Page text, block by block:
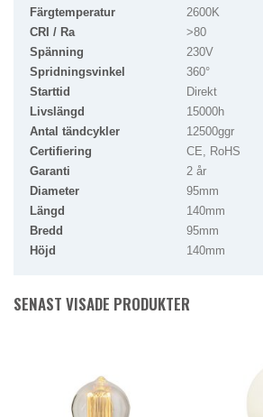
Färgtemperatur
2600K
CRI / Ra
>80
Spänning
230V
Spridningsvinkel
360°
Starttid
Direkt
Livslängd
15000h
Antal tändcykler
12500ggr
Certifiering
CE, RoHS
Garanti
2 år
Diameter
95mm
Längd
140mm
Bredd
95mm
Höjd
140mm
SENAST VISADE PRODUKTER